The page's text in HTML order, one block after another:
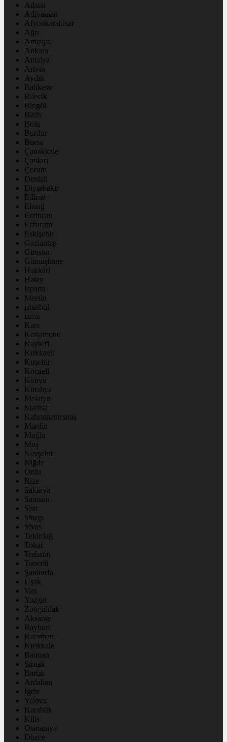
Adana
Adıyaman
Afyonkarahisar
Ağrı
Amasya
Ankara
Antalya
Artvin
Aydın
Balıkesir
Bilecik
Bingöl
Bitlis
Bolu
Burdur
Bursa
Çanakkale
Çankırı
Çorum
Denizli
Diyarbakır
Edirne
Elazığ
Erzincan
Erzurum
Eskişehir
Gaziantep
Giresun
Gümüşhane
Hakkâri
Hatay
Isparta
Mersin
istanbul
izmir
Kars
Kastamonu
Kayseri
Kırklareli
Kırşehir
Kocaeli
Konya
Kütahya
Malatya
Manisa
Kahramanmaraş
Mardin
Muğla
Muş
Nevşehir
Niğde
Ordu
Rize
Sakarya
Samsun
Siirt
Sinop
Sivas
Tekirdağ
Tokat
Trabzon
Tunceli
Şanlıurfa
Uşak
Van
Yozgat
Zonguldak
Aksaray
Bayburt
Karaman
Kırıkkale
Batman
Şırnak
Bartın
Ardahan
Iğdır
Yalova
Karabük
Kilis
Osmaniye
Düzce